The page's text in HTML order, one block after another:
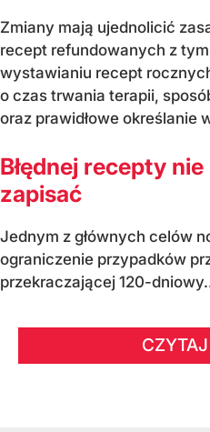
Zmiany mają ujednolicić
recept refundowanych z
wystawianiu recept
o czas trwania terapii,
oraz prawidłowe określanie
Błędnej recepty
zapisać
Jednym z głównych celów
ograniczenie przypadków
przekraczającej 120-